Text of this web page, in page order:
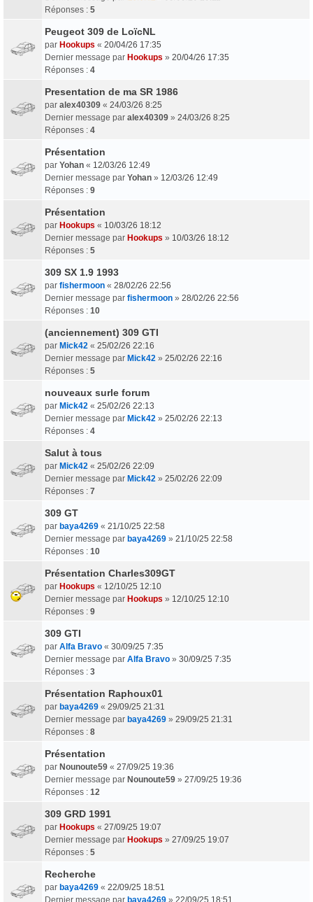
Réponses : 5
Peugeot 309 de LoïcNL
par Hookups « 20/04/26 17:35
Dernier message par Hookups » 20/04/26 17:35
Réponses : 4
Presentation de ma SR 1986
par alex40309 « 24/03/26 8:25
Dernier message par alex40309 » 24/03/26 8:25
Réponses : 4
Présentation
par Yohan « 12/03/26 12:49
Dernier message par Yohan » 12/03/26 12:49
Réponses : 9
Présentation
par Hookups « 10/03/26 18:12
Dernier message par Hookups » 10/03/26 18:12
Réponses : 5
309 SX 1.9 1993
par fishermoon « 28/02/26 22:56
Dernier message par fishermoon » 28/02/26 22:56
Réponses : 10
(anciennement) 309 GTI
par Mick42 « 25/02/26 22:16
Dernier message par Mick42 » 25/02/26 22:16
Réponses : 5
nouveaux surle forum
par Mick42 « 25/02/26 22:13
Dernier message par Mick42 » 25/02/26 22:13
Réponses : 4
Salut à tous
par Mick42 « 25/02/26 22:09
Dernier message par Mick42 » 25/02/26 22:09
Réponses : 7
309 GT
par baya4269 « 21/10/25 22:58
Dernier message par baya4269 » 21/10/25 22:58
Réponses : 10
Présentation Charles309GT
par Hookups « 12/10/25 12:10
Dernier message par Hookups » 12/10/25 12:10
Réponses : 9
309 GTI
par Alfa Bravo « 30/09/25 7:35
Dernier message par Alfa Bravo » 30/09/25 7:35
Réponses : 3
Présentation Raphoux01
par baya4269 « 29/09/25 21:31
Dernier message par baya4269 » 29/09/25 21:31
Réponses : 8
Présentation
par Nounoute59 « 27/09/25 19:36
Dernier message par Nounoute59 » 27/09/25 19:36
Réponses : 12
309 GRD 1991
par Hookups « 27/09/25 19:07
Dernier message par Hookups » 27/09/25 19:07
Réponses : 5
Recherche
par baya4269 « 22/09/25 18:51
Dernier message par baya4269 » 22/09/25 18:51